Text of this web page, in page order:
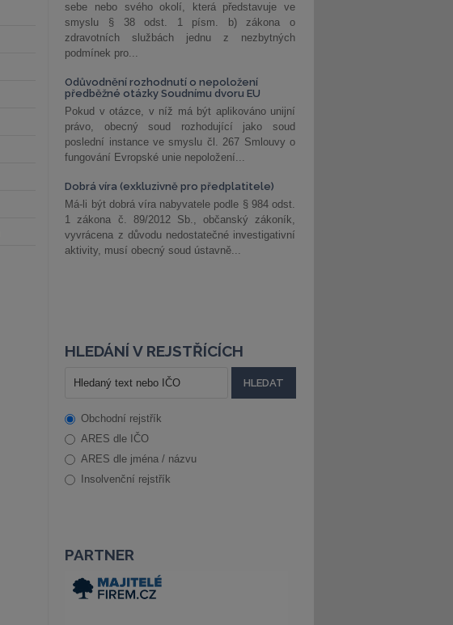
sebe nebo svého okolí, která představuje ve
smyslu § 38 odst. 1 písm. b) zákona o
zdravotních službách jednu z nezbytných
podmínek pro...
Odůvodnění rozhodnutí o nepoložení
předběžné otázky Soudnímu dvoru EU
Pokud v otázce, v níž má být aplikováno unijní
právo, obecný soud rozhodující jako soud
poslední instance ve smyslu čl. 267 Smlouvy o
fungování Evropské unie nepoložení...
Dobrá víra (exkluzivně pro předplatitele)
Má-li být dobrá víra nabyvatele podle § 984 odst.
1 zákona č. 89/2012 Sb., občanský zákoník,
vyvrácena z důvodu nedostatečné investigativní
aktivity, musí obecný soud ústavně...
HLEDÁNÍ V REJSTŘÍCÍCH
Obchodní rejstřík
ARES dle IČO
ARES dle jména / názvu
Insolvenční rejstřík
PARTNER